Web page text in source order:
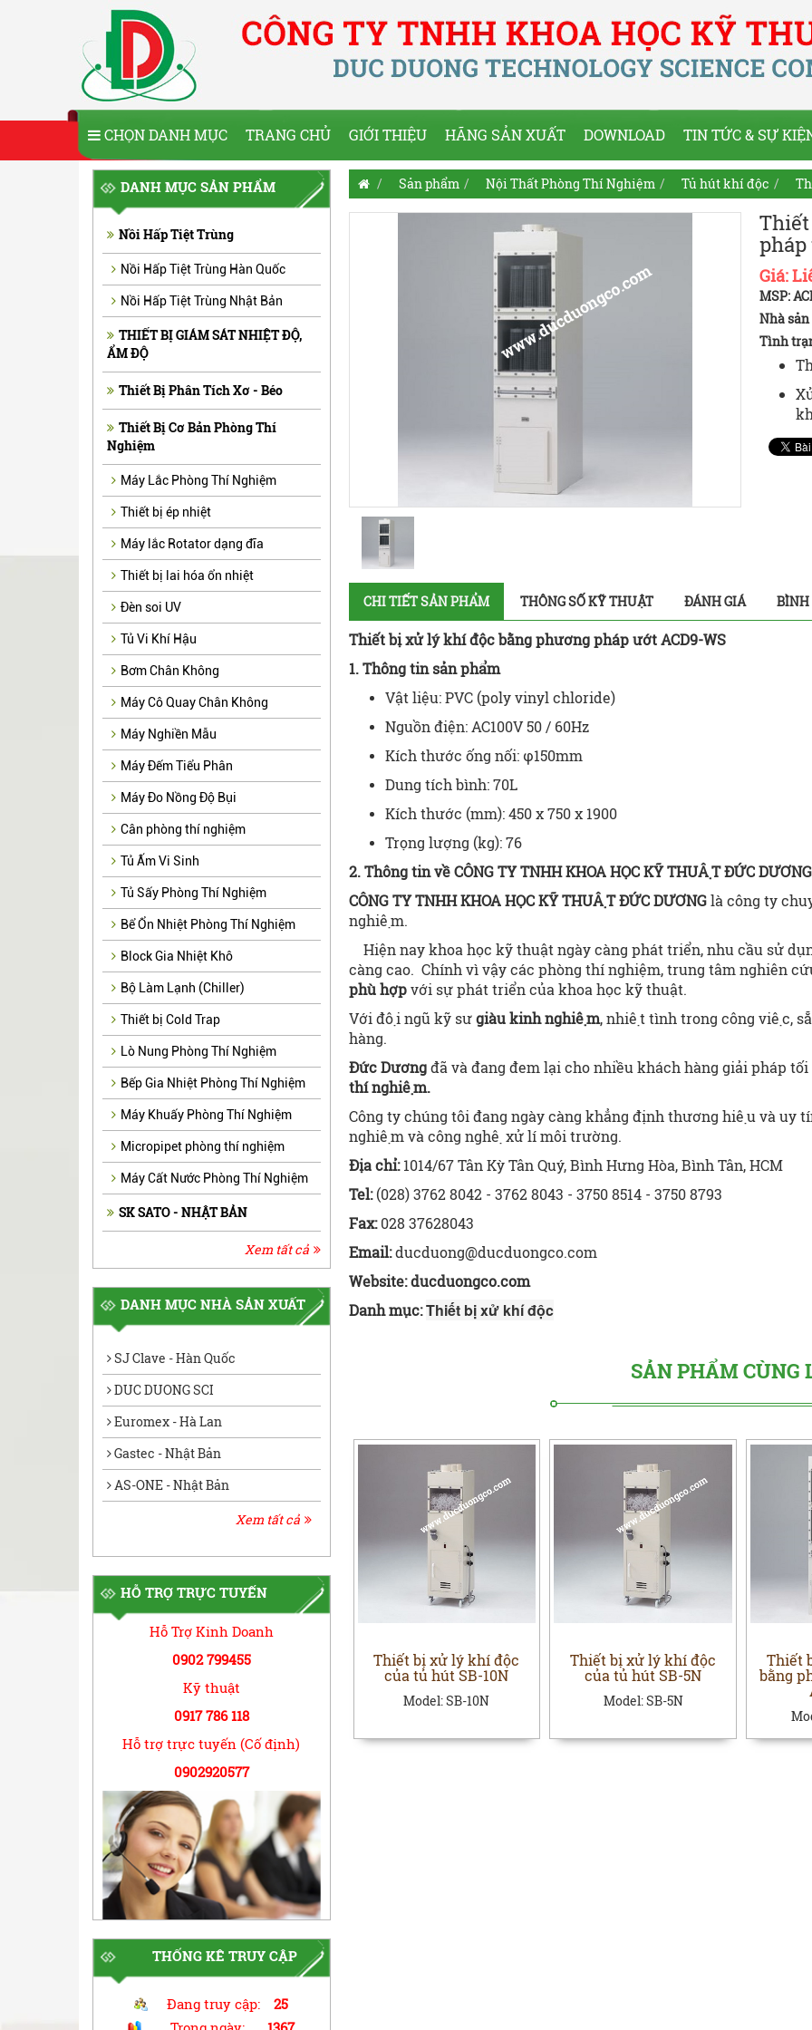
CHỌN DANH MỤC TRANG CHỦ GIỚI THIỆU HÃNG SẢN XUẤT DOWNLOAD TIN TỨC & SỰ
DANH MỤC SẢN PHẨM
Nồi Hấp Tiệt Trùng
Nồi Hấp Tiệt Trùng Hàn Quốc
Nồi Hấp Tiệt Trùng Nhật Bản
THIẾT BỊ GIÁM SÁT NHIỆT ĐỘ,
ẨM ĐỘ
Thiết Bị Phân Tích Xơ - Béo
Thiết Bị Cơ Bản Phòng Thí
Nghiệm
Máy Lắc Phòng Thí Nghiệm
Thiết bị ép nhiệt
Máy lắc Rotator dạng đĩa
Thiết bị lai hóa ổn nhiệt
Đèn soi UV
Tủ Vi Khí Hậu
Bơm Chân Không
Máy Cô Quay Chân Không
Máy Nghiền Mẫu
Máy Đếm Tiểu Phân
Máy Đo Nồng Độ Bụi
Cân phòng thí nghiệm
Tủ Ấm Vi Sinh
Tủ Sấy Phòng Thí Nghiệm
Bể Ổn Nhiệt Phòng Thí Nghiệm
Block Gia Nhiệt Khô
Bộ Làm Lạnh (Chiller)
Thiết bị Cold Trap
Lò Nung Phòng Thí Nghiệm
Bếp Gia Nhiệt Phòng Thí Nghiệm
Máy Khuấy Phòng Thí Nghiệm
Micropipet phòng thí nghiệm
Máy Cất Nước Phòng Thí Nghiệm
SK SATO - NHẬT BẢN
Xem tất cả
DANH MỤC NHÀ SẢN XUẤT
SJ Clave - Hàn Quốc
DUC DUONG SCI
Euromex - Hà Lan
Gastec - Nhật Bản
AS-ONE - Nhật Bản
Xem tất cả
HỖ TRỢ TRỰC TUYẾN
Hỗ Trợ Kinh Doanh
0902 799455
Kỹ thuật
0917 786 118
Hỗ trợ trực tuyến (Cố định)
0902920577
THỐNG KÊ TRUY CẬP
Đang truy cập:
25
Sản phẩm Nội Thất Phòng Thí Nghiệm Tủ hút khí độc
pháp
Giá:
MSP:
Nhà
Tình
CHI TIẾT SẢN PHẨM THÔNG SỐ KỸ THUẬT ĐÁNH GIÁ BÌNH
Thiết bị xử lý khí độc bằng phương pháp ướt ACD9-WS
1. Thông tin sản phẩm
Vật liệu: PVC (poly vinyl chloride)
Nguồn điện: AC100V 50 / 60Hz
Kích thước ống nối: φ150mm
Dung tích bình: 70L
Kích thước (mm): 450 x 750 x 1900
Trọng lượng (kg): 76
2. Thông tin về CÔNG TY TNHH KHOA HỌC KỸ THUẬT ĐỨC DƯƠNG
CÔNG TY TNHH KHOA HỌC KỸ THUẬTĐỨC DƯƠNGlà công ty
nghiệm.
Hiện nay khoa học kỹ thuật ngày càng phát triển, nhu cầu sử
càng cao. Chính vì vậy các phòng thí nghiệm, trung tâm nghiên
phù hợpvới sự phát triển của khoa học kỹ thuật.
Với đội ngũ kỹ sưgiàu kinh nghiệm, nhiệt tình trong công việc,
hàng.
Đức Dươngđã và đang đem lại cho nhiều khách hàng giải pháp
thí nghiệm.
Công ty chúng tôi đang ngày càng khẳng định thương hiệu và uy
nghiệm và công nghệ xử lí môi trường.
Địa chỉ:1014/67 Tân Kỳ Tân Quý, Bình Hưng Hòa, Bình Tân, HCM
Tel:(028) 3762 8042 - 3762 8043 - 3750 8514 - 3750 8793
Fax:028 37628043
Email:ducduong@ducduongco.com
Website:ducduongco.com
Danh mục:Thiết bị xử khí độc
SẢN PHẨM CÙNG
Thiết bị xử lý khí độc
của tủ hút SB-10N
Model:SB-10N
Thiết bị xử lý khí độc
của tủ hút SB-5N
Model:SB-5N
Thiết
bằng